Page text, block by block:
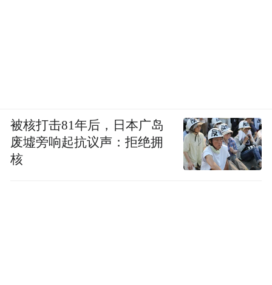
被核打击81年后，日本广岛
废墟旁响起抗议声：拒绝拥
核